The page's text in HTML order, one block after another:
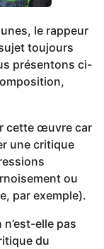
le rappeur
toujours
présentons ci-
cette œuvre car
une critique
ou
par exemple).
elle pas
du